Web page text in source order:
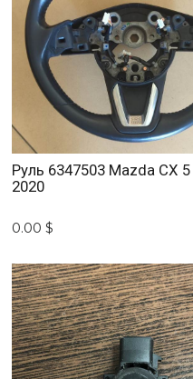
Руль 6347503 Mazda CX
2020
0.00 $